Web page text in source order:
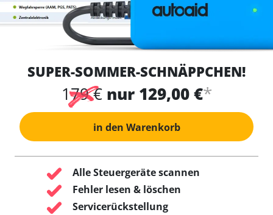
SUPER-SOMMER-SCHNÄPPCHEN!
179 € nur 129,00 €*
in den Warenkorb
Alle Steuergeräte scannen
Fehler lesen & löschen
Servicerückstellung